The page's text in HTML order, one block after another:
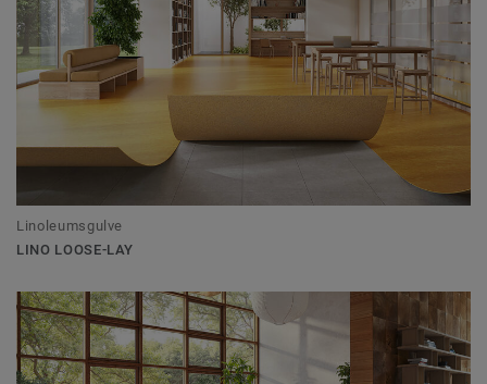
Linoleumsgulve
LINO LOOSE-LAY